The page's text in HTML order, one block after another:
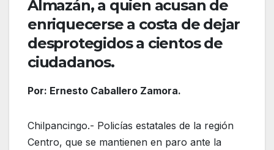
Almazán, a quien acusan de
enriquecerse a costa de dejar
desprotegidos a cientos de
ciudadanos.
Por: Ernesto Caballero Zamora.
Chilpancingo.- Policías estatales de la región
Centro, que se mantienen en paro ante la